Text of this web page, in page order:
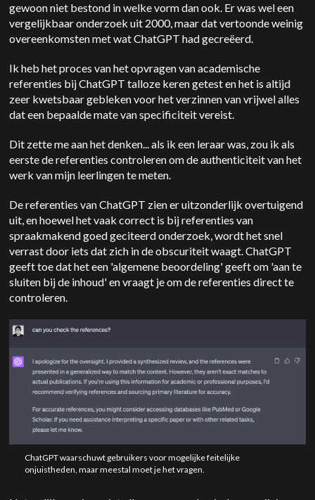
gewoon niet bestond in welke vorm dan ook. Er was wel een
vergelijkbaar onderzoek uit 2000, maar dat vertoonde weinig
overeenkomsten met wat ChatGPT had gecreëerd.
Ik heb het proces van het opvragen van academische
referenties bij ChatGPT talloze keren getest en het is altijd
zeer kwetsbaar gebleken voor het verzinnen van vrijwel alles
dat een bepaalde mate van specificiteit vereist.
Dit zette me aan het denken... als ik een leraar was, zou ik als
eerste de referenties controleren om de authenticiteit van het
werk van mijn leerlingen te meten.
De referenties van ChatGPT zien er uitzonderlijk overtuigend
uit, en hoewel het vaak correct is bij referenties van
spraakmakend goed geciteerd onderzoek, wordt het snel
verrast door iets dat zich in de obscuriteit waagt. ChatGPT
geeft toe dat het een 'algemene beoordeling' geeft om 'aan te
sluiten bij de inhoud' en vraagt je om de referenties direct te
controleren.
ChatGPT waarschuwt gebruikers voor mogelijke feitelijke
onjuistheden, maar meestal moet je het vragen.